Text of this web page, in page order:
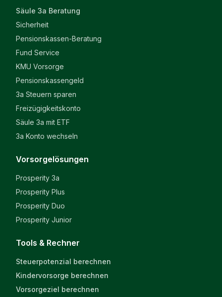
Säule 3a Beratung
Sicherheit
Pensionskassen-Beratung
Fund Service
KMU Vorsorge
Pensionskassengeld
3a Steuern sparen
Freizügigkeitskonto
Säule 3a mit ETF
3a Konto wechseln
Vorsorgelösungen
Prosperity 3a
Prosperity Plus
Prosperity Duo
Prosperity Junior
Tools & Rechner
Steuerpotenzial berechnen
Kindervorsorge berechnen
Vorsorgeziel berechnen